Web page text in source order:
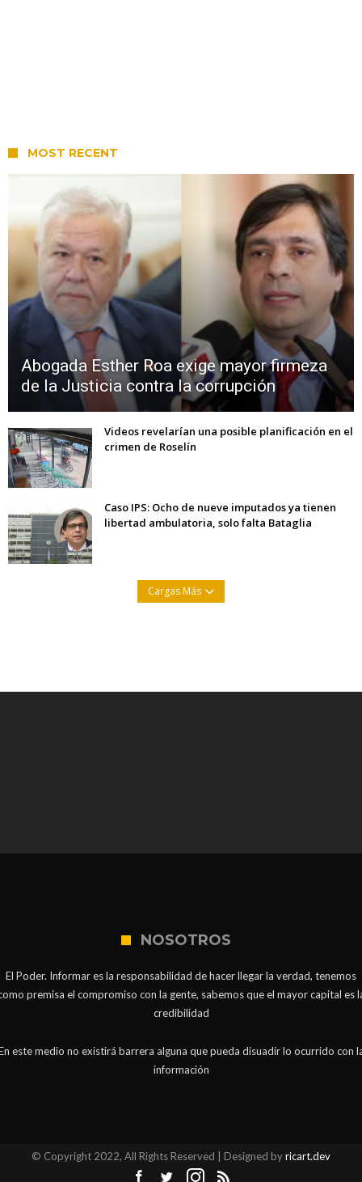
MOST RECENT
Abogada Esther Roa exige mayor firmeza
de la Justicia contra la corrupción
Videos revelarían una posible planificación en el
crimen de Roselín
Caso IPS: Ocho de nueve imputados ya tienen
libertad ambulatoria, solo falta Bataglia
Cargas Más
NOSOTROS
El Poder. Informar es la responsabilidad de hacer llegar la verdad, tenemos
premisa el compromiso con la gente, sabemos que el mayor capital es
credibilidad
este medio no existirá barrera alguna que pueda disuadir lo ocurrido con
información
© Copyright 2022, All Rights Reserved | Designed byricart.dev